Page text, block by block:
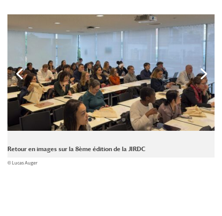
Retour en images sur la 8ème édition de la JIRDC
© Lucas Auger